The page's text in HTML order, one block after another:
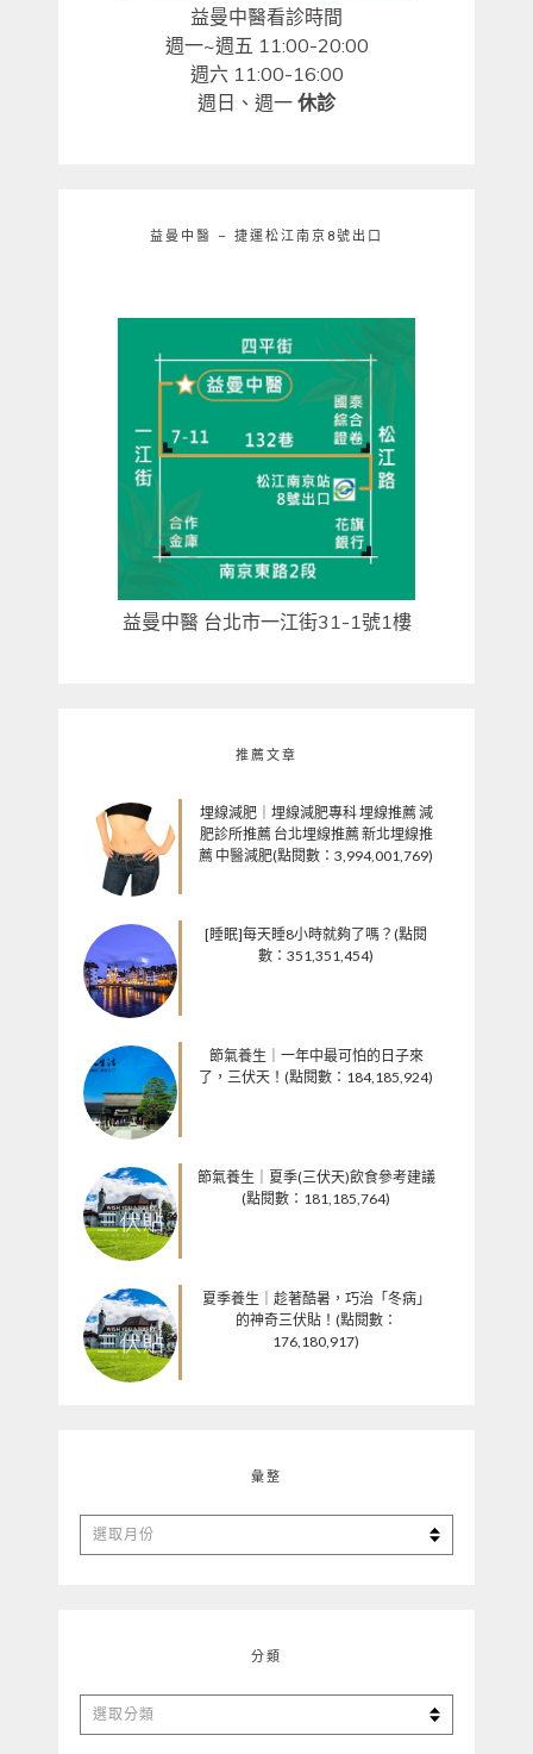
益曼中醫看診時間
週一~週五 11:00-20:00
週六 11:00-16:00
週日、週一 休診
益曼中醫 – 捷運松江南京8號出口
益曼中醫 台北市一江街31-1號1樓
推薦文章
埋線減肥｜埋線減肥專科 埋線推薦 減
肥診所推薦 台北埋線推薦 新北埋線推
薦 中醫減肥(點閱數：3,994,001,769)
[睡眠]每天睡8小時就夠了嗎？(點閱
數：351,351,454)
節氣養生｜一年中最可怕的日子來
了，三伏天！(點閱數：184,185,924)
節氣養生｜夏季(三伏天)飲食參考建議
(點閱數：181,185,764)
夏季養生｜趁著酷暑，巧治「冬病」
的神奇三伏貼！(點閱數：
176,180,917)
彙整
彙
整
分類
分
類